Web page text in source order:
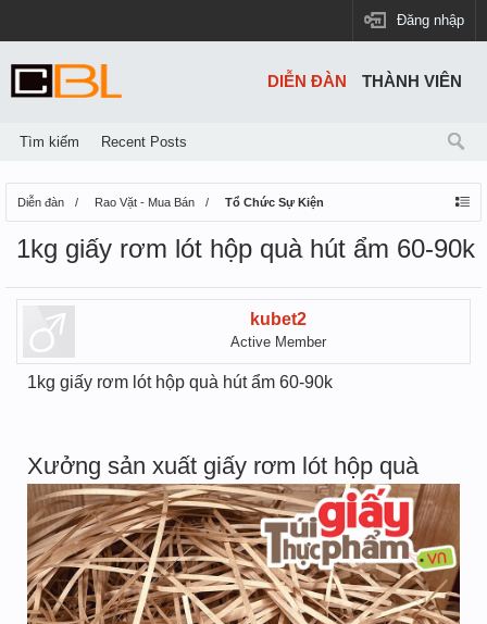
Đăng nhập
Diễn đàn Rao Vặt - Mua Bán Tổ Chức Sự Kiện
1kg giấy rơm lót hộp quà hút ẩm 60-90k
kubet2
Active Member
1kg giấy rơm lót hộp quà hút ẩm 60-90k
Xưởng sản xuất giấy rơm lót hộp quà
DIỄN ĐÀN
Tìm kiếm Recent Posts
THÀNH VIÊN